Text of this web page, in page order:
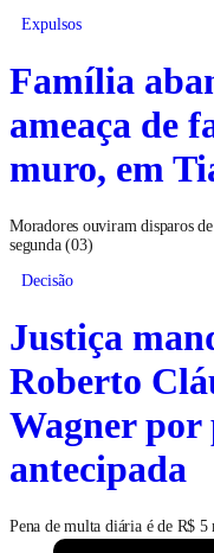
Expulsos
Família
ameaça de
muro, em
Moradores ouviram disparos
segunda (03)
Decisão
Justiça
Roberto
Wagner por
antecipada
Pena de multa diária é de R$